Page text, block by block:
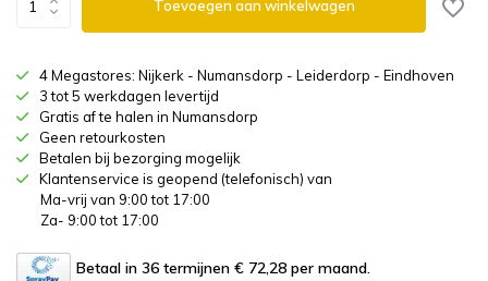
Toevoegen aan winkelwagen
4 Megastores: Nijkerk - Numansdorp - Leiderdorp - Eindhoven
3 tot 5 werkdagen levertijd
Gratis af te halen in Numansdorp
Geen retourkosten
Betalen bij bezorging mogelijk
Klantenservice is geopend (telefonisch) van
Ma-vrij van 9:00 tot 17:00
Za- 9:00 tot 17:00
Betaal in 36 termijnen € 72,28 per maand.